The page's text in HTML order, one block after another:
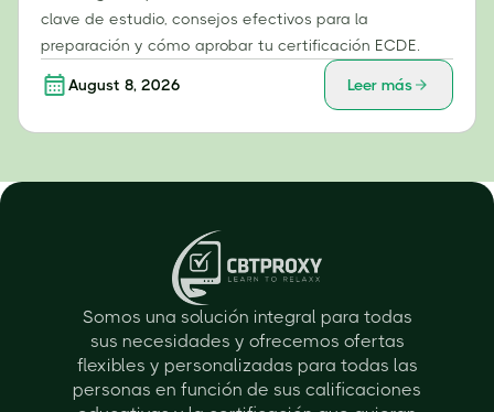
clave de estudio, consejos efectivos para la
preparación y cómo aprobar tu certificación ECDE.
August 8, 2026 Leer más
Somos una solución integral para todas
sus necesidades y ofrecemos ofertas
flexibles y personalizadas para todas las
personas en función de sus calificaciones